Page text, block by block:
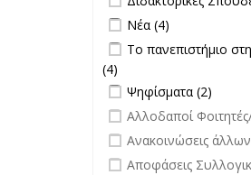
Apply Νέα filter
Νέα (4)
Apply Το
επικαιρότητα filter
Το πανεπιστήμιο
(4)
επικαιρότητα filter
Apply Ψηφίσματα filter
Ψηφίσματα (2)
undefined
Αλλοδαποί
undefined
Ανακοινώσεις
undefined
Αποφάσεις